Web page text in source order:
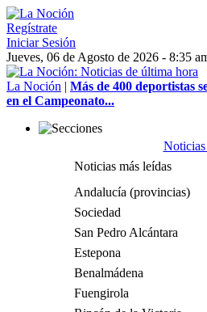
Regístrate
Iniciar Sesión
Jueves, 06 de Agosto de 2026 - 8:35
La Noción | Más de 400 deportistas
en el Campeonato...
Noticias
Noticias más leídas
Andalucía (provincias)
Sociedad
San Pedro Alcántara
Estepona
Benalmádena
Fuengirola